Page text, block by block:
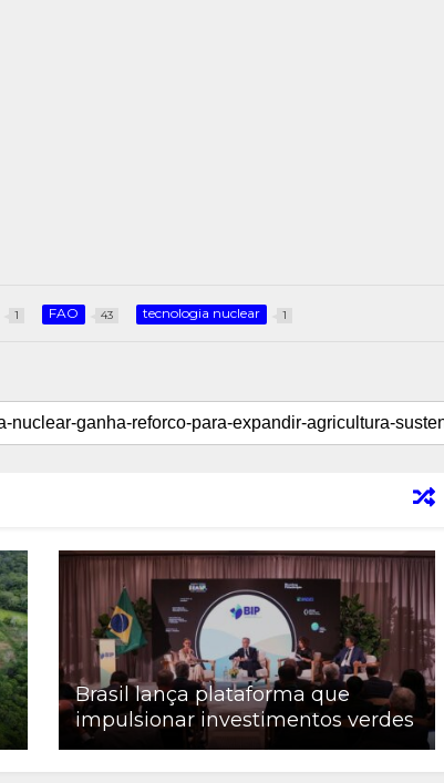
1 FAO 43 tecnologia nuclear 1
Brasil lança plataforma que
impulsionar investimentos verdes